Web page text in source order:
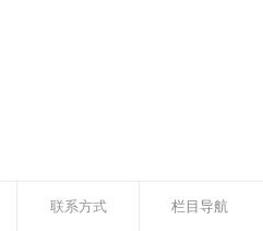
联系方式 栏目导航